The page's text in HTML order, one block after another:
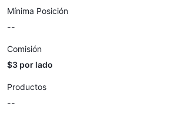
Mínima Posición
--
Comisión
$3 por lado
Productos
--